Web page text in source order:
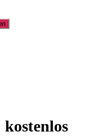
kostenlos